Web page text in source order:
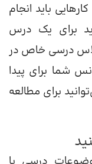
باید انجام
برای یک درس
درسی خاص در
شما برای پیدا
برای مطالعه